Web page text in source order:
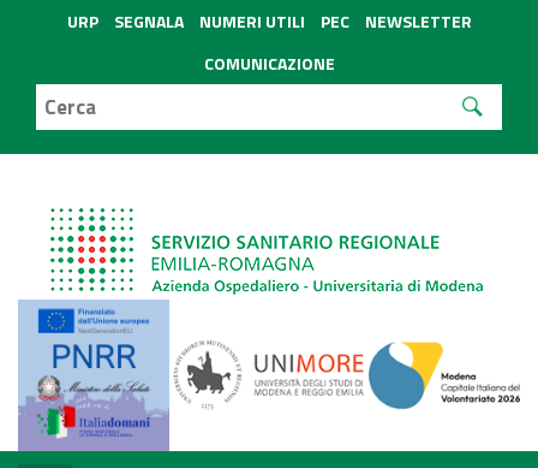
URP SEGNALA NUMERI UTILI PEC
NEWSLETTER
COMUNICAZIONE